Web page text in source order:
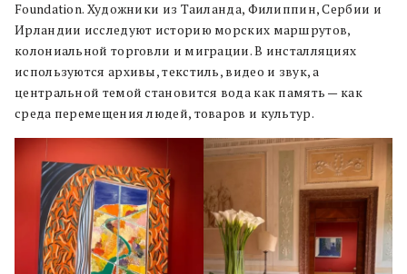
Foundation. Художники из Таиланда, Филиппин, Сербии и
Ирландии исследуют историю морских маршрутов,
колониальной торговли и миграции. В инсталляциях
используются архивы, текстиль, видео и звук, а
центральной темой становится вода как память — как
среда перемещения людей, товаров и культур.